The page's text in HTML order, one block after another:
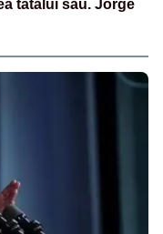
tatălui său. Jorge